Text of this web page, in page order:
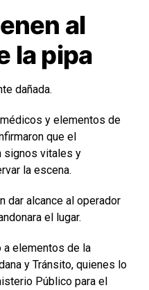
al
la pipa
dañada.
y elementos de
que el
signos vitales y
la escena.
dar alcance al operador
el lugar.
a elementos de la
y Tránsito, quienes lo
Público para el